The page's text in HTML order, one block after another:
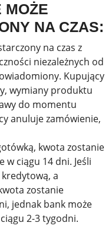
MOŻE
NA CZAS:
na czas z
niezależnych od
Kupujący
wymiany produktu
do momentu
anuluje zamówienie,
kwota zostanie
ciągu 14 dni. Jeśli
a
zostanie
jednak bank może
2-3 tygodni.